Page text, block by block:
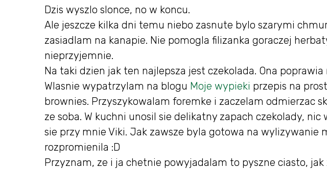
Dzis wyszlo slonce, no w koncu.
Ale jeszcze kilka dni temu niebo zasnute bylo szarymi
zasiadlam na kanapie. Nie pomogla filizanka goraczej
nieprzyjemnie.
Na taki dzien jak ten najlepsza jest czekolada. Ona
Wlasnie wypatrzylam na blogu Moje wypieki przepis na
brownies. Przyszykowalam foremke i zaczelam odmierzac
ze soba. W kuchni unosil sie delikatny zapach czekolady,
sie przy mnie Viki. Jak zawsze byla gotowa na wylizywanie
rozpromienila :D
Przyznam, ze i ja chetnie powyjadalam to pyszne ciasto,